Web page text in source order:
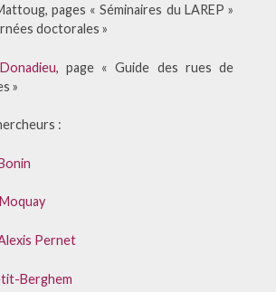
pages « Séminaires du LAREP »
doctorales »
, page « Guide des rues de
»
:
Pernet
Berghem